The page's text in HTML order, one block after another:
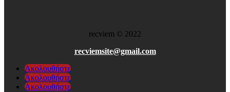
recviem © 2022
recviemsite@gmail.com
Ακολουθήστε
Ακολουθήστε
Ακολουθήστε